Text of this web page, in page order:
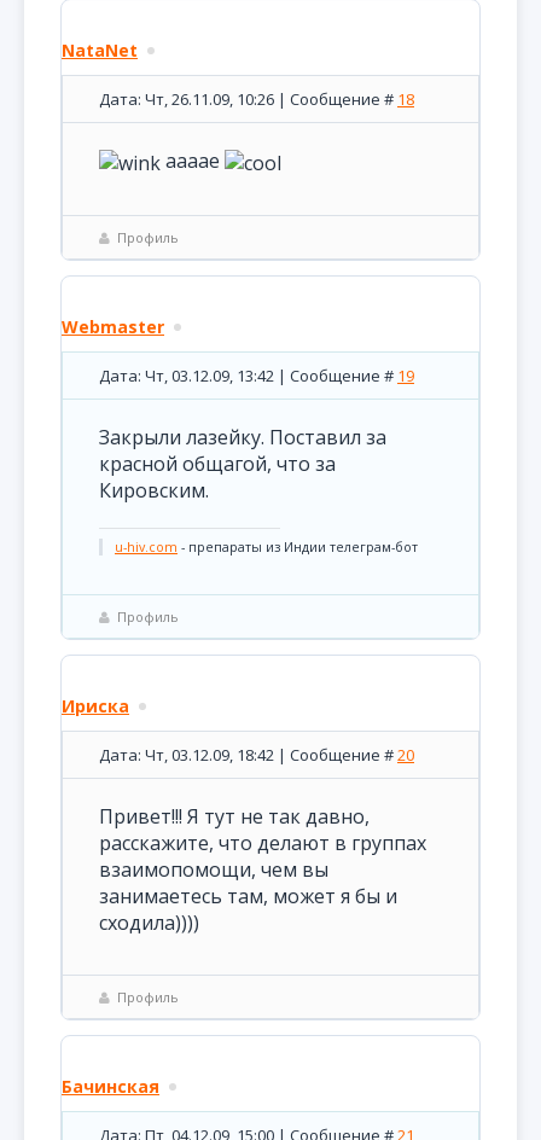
NataNet
Дата: Чт, 26.11.09, 10:26 | Сообщение # 18
аааае
Профиль
Webmaster
Дата: Чт, 03.12.09, 13:42 | Сообщение # 19
Закрыли лазейку. Поставил за
красной общагой, что за
Кировским.
u-hiv.com - препараты из Индии телеграм-бот
Профиль
Ириска
Дата: Чт, 03.12.09, 18:42 | Сообщение #20
Привет!!! Я тут не так давно,
расскажите, что делают в группах
взаимопомощи, чем вы
занимаетесь там, может я бы и
сходила))))
Профиль
Бачинская
Дата: Пт, 04.12.09, 15:00 | Сообщение #21